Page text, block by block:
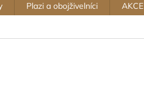
Plazi a obojživelníci AKCE